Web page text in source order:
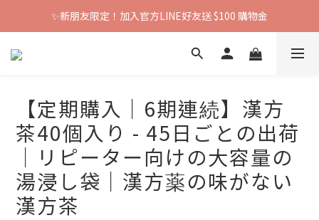
✨新朋友限定！加入官方LINE好友送 $100 購物金
【定期購入｜6期連続】漢方
茶40個入り - 45日ごとの出荷
｜リピーター向けの大容量の
湯浸し袋｜漢方薬の味がない
漢方茶